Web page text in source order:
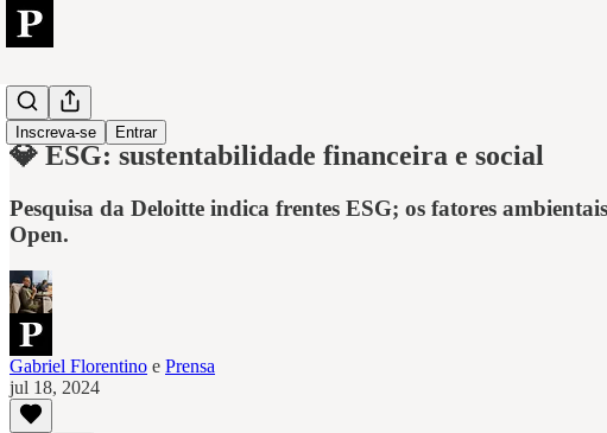
Inscreva-se Entrar
Open
💎 ESG: sustentabilidade financeira e social
Pesquisa da Deloitte indica frentes ESG; os fatores
Open.
Gabriel Florentino e Prensa
jul 18, 2024